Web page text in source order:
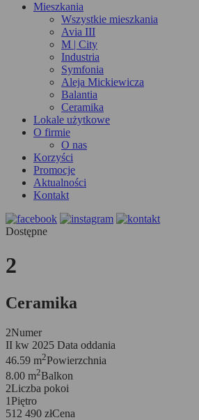
Mieszkania
Wszystkie mieszkania
Avia III
M | City
Industria
Symfonia
Aleja Mickiewicza
Balantia
Ceramika
Lokale użytkowe
O firmie
O nas
Korzyści
Promocje
Aktualności
Kontakt
Dostępne
2
Ceramika
2Numer
II kw 2025 Data oddania
46.59 m2Powierzchnia
8.00 m2Balkon
2Liczba pokoi
1Piętro
512 490 złCena